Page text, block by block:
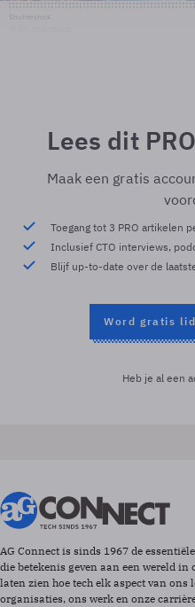
Lees dit
Maak een gratis
Toegang tot 3 PRO artikelen
Inclusief CTO interviews,
Blijf up-to-date over de
Word gratis
Heb je al een
AG Connect is sinds 1967 de
die betekenis geven aan een wereld
laten zien hoe tech elk aspect van ons
organisaties, ons werk en onze